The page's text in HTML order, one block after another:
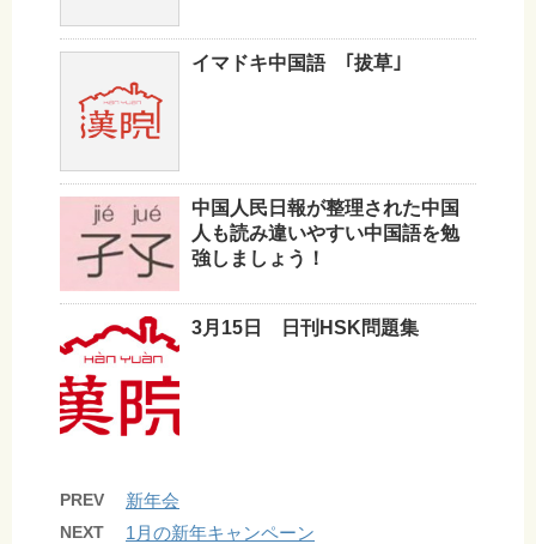
イマドキ中国語 ｢拔草｣
中国人民日報が整理された中国
人も読み違いやすい中国語を勉
強しましょう！
3月15日 日刊HSK問題集
PREV 新年会
NEXT 1月の新年キャンペーン